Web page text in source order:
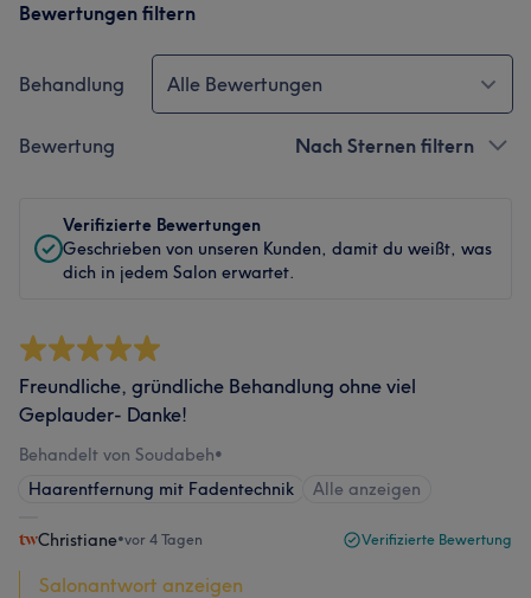
Bewertungen filtern
Behandlung Alle Bewertungen
Bewertung Nach Sternen filtern
Verifizierte Bewertungen
Geschrieben von unseren Kunden, damit du weißt, was
dich in jedem Salon erwartet.
Freundliche, gründliche Behandlung ohne viel
Geplauder- Danke!
Behandelt von Soudabeh•
Haarentfernung mit Fadentechnik
Alle anzeigen
Christiane•vor 4 Tagen Verifizierte Bewertung
Salonantwort anzeigen